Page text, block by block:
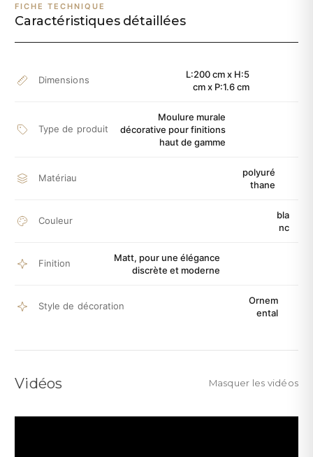
FICHE TECHNIQUE
Caractéristiques détaillées
Dimensions
L:200 cm x H:5
cm x P:1.6 cm
Type de produit
Moulure murale
décorative pour finitions
haut de gamme
Matériau
polyuré
thane
Couleur
bla
nc
Finition
Matt, pour une élégance
discrète et moderne
Style de décoration
Ornem
ental
Vidéos Masquer les vidéos